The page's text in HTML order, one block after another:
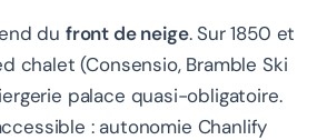
du front de neige. Sur 1850 et
chalet (Consensio, Bramble Ski
palace quasi-obligatoire.
: autonomie Chanlify